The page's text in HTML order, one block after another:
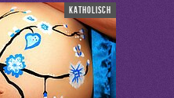
katholisch